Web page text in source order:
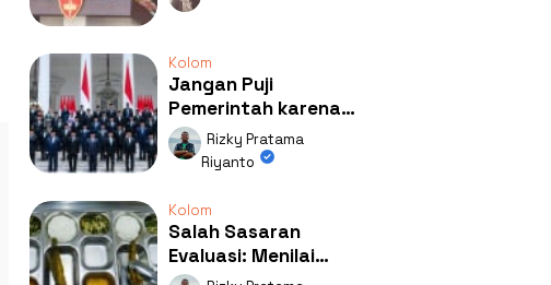
Ada di Rumah Febrie!
Kolom
Jangan Puji
Pemerintah karena
Kerja: Mengapa
Publik Begitu Mudah
Rizky Pratama
Riyanto
Kolom
Salah Sasaran
Evaluasi: Menilai
Program MBG Lewat